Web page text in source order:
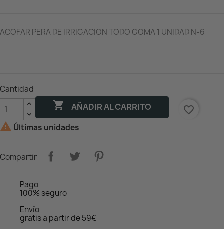
ACOFAR PERA DE IRRIGACION TODO GOMA 1 UNIDAD N-6
Cantidad
 AÑADIR AL CARRITO
favorite_border
 Últimas unidades
Compartir
Pago
100% seguro
Envío
gratis a partir de 59€